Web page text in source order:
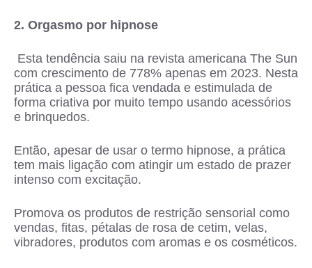
2. Orgasmo por hipnose
Esta tendência saiu na revista americana The Sun
com crescimento de 778% apenas em 2023. Nesta
prática a pessoa fica vendada e estimulada de
forma criativa por muito tempo usando acessórios
e brinquedos.
Então, apesar de usar o termo hipnose, a prática
tem mais ligação com atingir um estado de prazer
intenso com excitação.
Promova os produtos de restrição sensorial como
vendas, fitas, pétalas de rosa de cetim, velas,
vibradores, produtos com aromas e os cosméticos.